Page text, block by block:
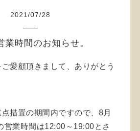
2021 /07/28
業時間のお知らせ。
愛顧頂きまして、ありがとう
措置の期間内ですので、 8月
営業時間は12:00～19:00とさ